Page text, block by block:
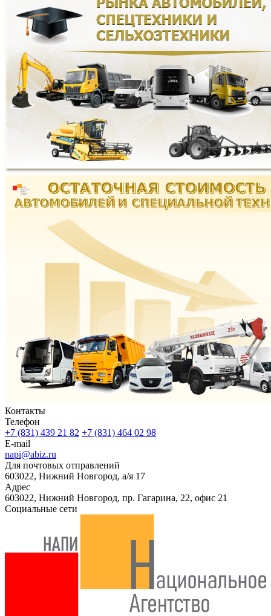
Контакты
Телефон
+7 (831) 439 21 82 +7 (831) 464 02 98
E-mail
napi@abiz.ru
Для почтовых отправлений
603022, Нижний Новгород, а/я 17
Адрес
603022, Нижний Новгород, пр. Гагарина, 22, офис 21
Социальные сети